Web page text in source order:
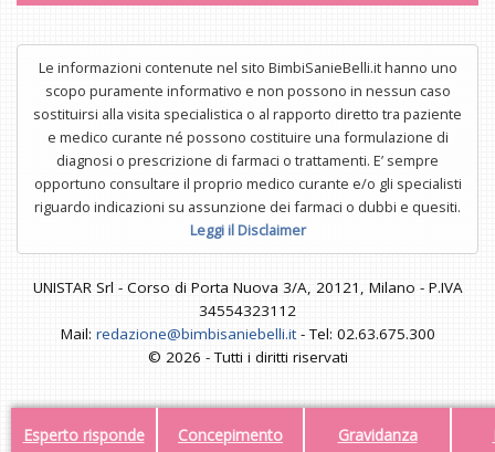
Esperto risponde Concepimento Gravidanza
Le informazioni contenute nel sito BimbiSanieBelli.it hanno uno
scopo puramente informativo e non possono in nessun caso
sostituirsi alla visita specialistica o al rapporto diretto tra paziente
e medico curante né possono costituire una formulazione di
diagnosi o prescrizione di farmaci o trattamenti. E’ sempre
opportuno consultare il proprio medico curante e/o gli specialisti
riguardo indicazioni su assunzione dei farmaci o dubbi e quesiti.
Leggi il Disclaimer
UNISTAR Srl - Corso di Porta Nuova 3/A, 20121, Milano - P.IVA
34554323112
Mail: redazione@bimbisaniebelli.it- Tel: 02.63.675.300
© 2026 - Tutti i diritti riservati